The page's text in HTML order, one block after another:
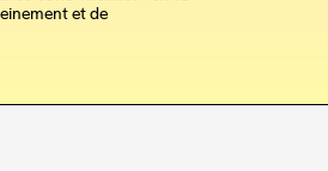
et de